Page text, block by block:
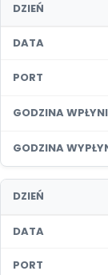
DZIEŃ
DATA
PORT
GODZINA
GODZINA
DZIEŃ
DATA
PORT